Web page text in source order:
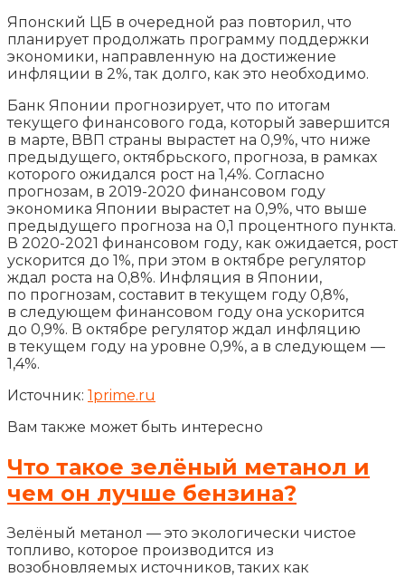
Японский ЦБ в очередной раз повторил, что
планирует продолжать программу поддержки
экономики, направленную на достижение
инфляции в 2%, так долго, как это необходимо.
Банк Японии прогнозирует, что по итогам
текущего финансового года, который завершится
в марте, ВВП страны вырастет на 0,9%, что ниже
предыдущего, октябрьского, прогноза, в рамках
которого ожидался рост на 1,4%. Согласно
прогнозам, в 2019-2020 финансовом году
экономика Японии вырастет на 0,9%, что выше
предыдущего прогноза на 0,1 процентного пункта.
В 2020-2021 финансовом году, как ожидается, рост
ускорится до 1%, при этом в октябре регулятор
ждал роста на 0,8%. Инфляция в Японии,
по прогнозам, составит в текущем году 0,8%,
в следующем финансовом году она ускорится
до 0,9%. В октябре регулятор ждал инфляцию
в текущем году на уровне 0,9%, а в следующем —
1,4%.
Источник: 1prime.ru
Вам также может быть интересно
Что такое зелёный метанол и
чем он лучше бензина?
Зелёный метанол — это экологически чистое
топливо, которое производится из
возобновляемых источников, таких как